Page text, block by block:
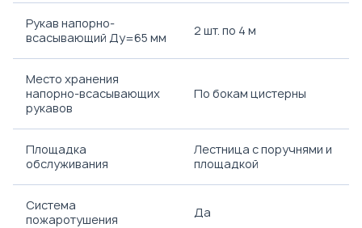
Рукав напорно-
всасывающий Ду=65 мм
2 шт. по 4 м
Место хранения
напорно-всасывающих
рукавов
По бокам цистерны
Площадка
обслуживания
Лестница с поручнями и
площадкой
Система
пожаротушения
Да